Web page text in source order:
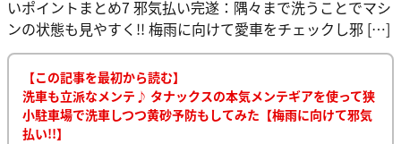
いポイントまとめ7 邪気払い完遂：隅々まで洗うことでマシ
ンの状態も見やすく!! 梅雨に向けて愛車をチェックし邪 […]
【この記事を最初から読む】
洗車も立派なメンテ♪ タナックスの本気メンテギアを使って狭
小駐車場で洗車しつつ黄砂予防もしてみた【梅雨に向けて邪気
払い!!】